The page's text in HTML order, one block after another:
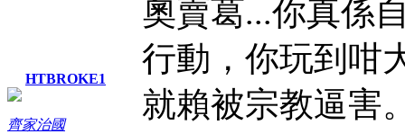
HTBROKE1
齊家治國
奧賣葛...你真係
行動，你玩到咁
就賴被宗教逼害